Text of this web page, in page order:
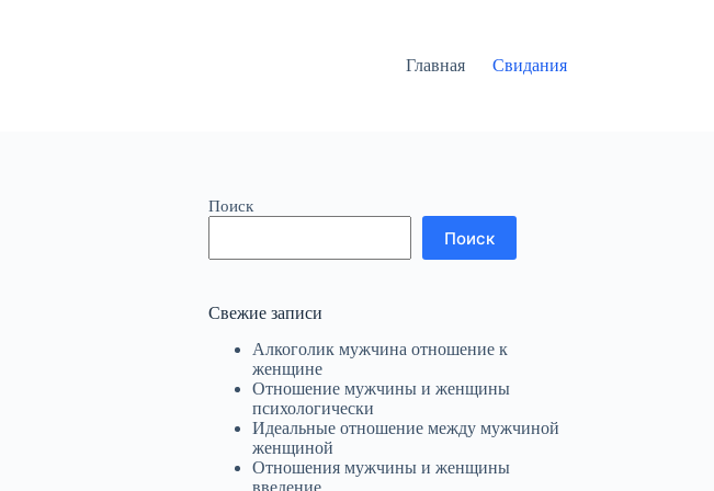
Главная Свидания
Поиск
Поиск
Свежие записи
Алкоголик мужчина отношение к
женщине
Отношение мужчины и женщины
психологически
Идеальные отношение между мужчиной
женщиной
Отношения мужчины и женщины
введение